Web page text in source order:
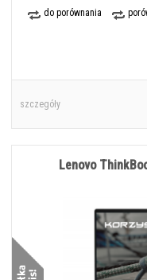
do porównania
szczegóły
Lenovo